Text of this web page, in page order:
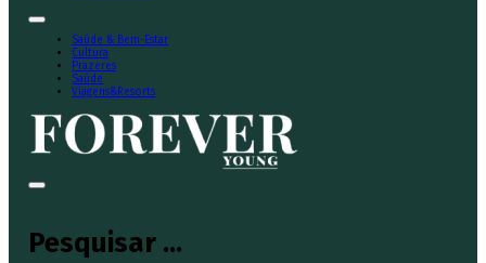
Saúde & Bem-Estar
Cultura
Prazeres
Saúde
Viagens&Resorts
Pesquisar ...